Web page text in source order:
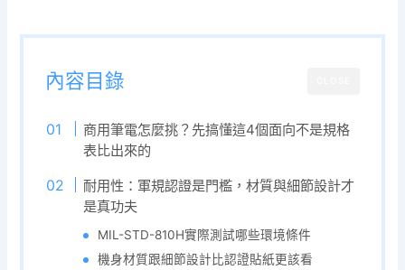
內容目錄
商用筆電怎麼挑？先搞懂這4個面向不是規格
表比出來的
耐用性：軍規認證是門檻，材質與細節設計才
是真功夫
MIL-STD-810H實際測試哪些環境條件
機身材質跟細節設計比認證貼紙更該看